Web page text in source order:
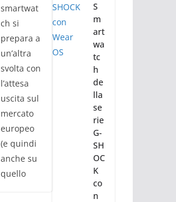
smartwat
ch si
prepara a
un’altra
svolta con
l’attesa
uscita sul
mercato
europeo
(e quindi
anche su
quello
S
m
art
wa
tc
h
de
lla
se
rie
G-
SH
OC
K
co
n